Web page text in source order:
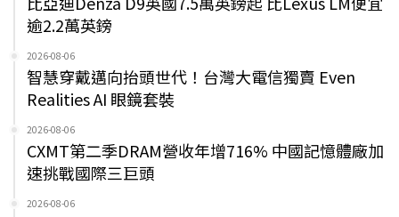
逾2.2萬英鎊
2026-08-06
智慧穿戴邁向抬頭世代！台灣大電信獨賣 Even
Realities AI 眼鏡套裝
2026-08-06
CXMT第二季DRAM營收年增716% 中國記憶體廠加
速挑戰國際三巨頭
2026-08-06